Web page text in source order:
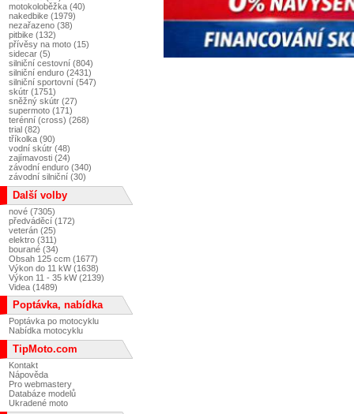
motokoloběžka (40)
nakedbike (1979)
nezařazeno (38)
pitbike (132)
přívěsy na moto (15)
sidecar (5)
silniční cestovní (804)
silniční enduro (2431)
silniční sportovní (547)
skútr (1751)
sněžný skútr (27)
supermoto (171)
terénní (cross) (268)
trial (82)
tříkolka (90)
vodní skútr (48)
zajímavosti (24)
závodní enduro (340)
závodní silniční (30)
Další volby
nové (7305)
předváděcí (172)
veterán (25)
elektro (311)
bourané (34)
Obsah 125 ccm (1677)
Výkon do 11 kW (1638)
Výkon 11 - 35 kW (2139)
Videa (1489)
Poptávka, nabídka
Poptávka po motocyklu
Nabídka motocyklu
TipMoto.com
Kontakt
Nápověda
Pro webmastery
Databáze modelů
Ukradené moto